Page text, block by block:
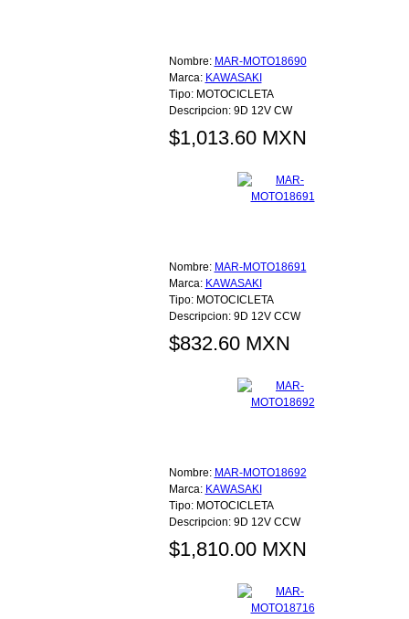
Nombre: MAR-MOTO18690
Marca: KAWASAKI
Tipo: MOTOCICLETA
Descripcion: 9D 12V CW
$1,013.60 MXN
Nombre: MAR-MOTO18691
Marca: KAWASAKI
Tipo: MOTOCICLETA
Descripcion: 9D 12V CCW
$832.60 MXN
Nombre: MAR-MOTO18692
Marca: KAWASAKI
Tipo: MOTOCICLETA
Descripcion: 9D 12V CCW
$1,810.00 MXN